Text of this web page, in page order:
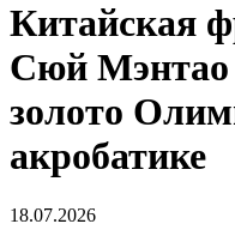
Китайская
Сюй Мэнтао
золото
акробатике
18.07.2026